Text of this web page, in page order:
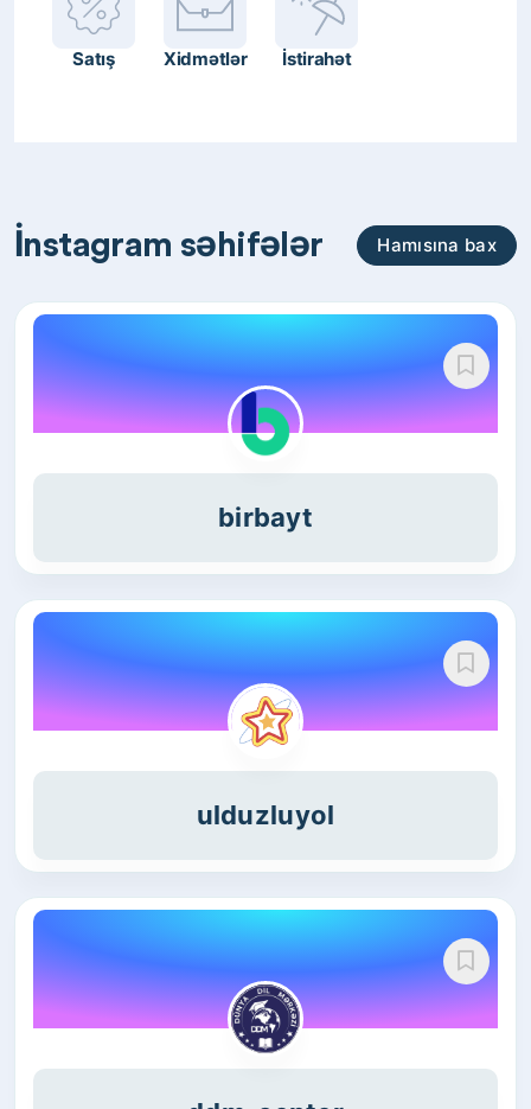
Satış Xidmətlər İstirahət
İnstagram səhifələr Hamısına bax
birbayt
ulduzluyol